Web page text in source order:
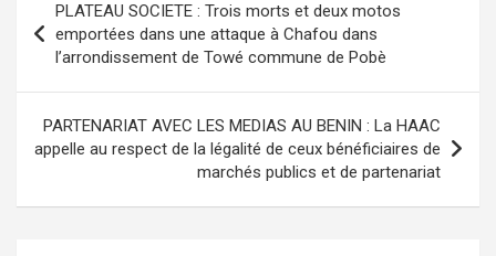
de
l’article
PLATEAU SOCIETE : Trois morts et deux motos
emportées dans une attaque à Chafou dans
l’arrondissement de Towé commune de Pobè
PARTENARIAT AVEC LES MEDIAS AU BENIN : La HAAC
appelle au respect de la légalité de ceux bénéficiaires de
marchés publics et de partenariat